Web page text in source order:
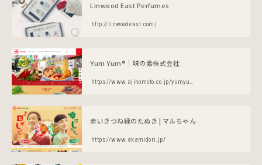
Linwood East Perfumes
http://linwoodeast.com/
Yum Yum®｜味の素株式会社
https://www.ajinomoto.co.jp/yumyum/
赤いきつね緑のたぬき | マルちゃん
https://www.akamidori.jp/